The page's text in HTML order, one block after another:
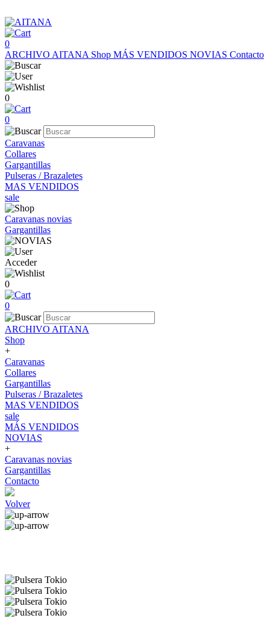
0
ARCHIVO AITANA Shop MÁS VENDIDOS NOVIAS Contacto
0
0
Caravanas
Collares
Gargantillas
Pulseras / Brazaletes
MAS VENDIDOS
sale
Caravanas novias
Gargantillas
Acceder
0
0
ARCHIVO AITANA
Shop
+
Caravanas
Collares
Gargantillas
Pulseras / Brazaletes
MAS VENDIDOS
sale
MÁS VENDIDOS
NOVIAS
+
Caravanas novias
Gargantillas
Contacto
Volver